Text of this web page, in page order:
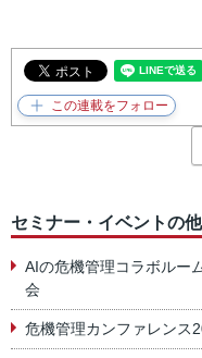
セミナー・イベントの
AIの危機管理コラボルー
会
危機管理カンファレンス